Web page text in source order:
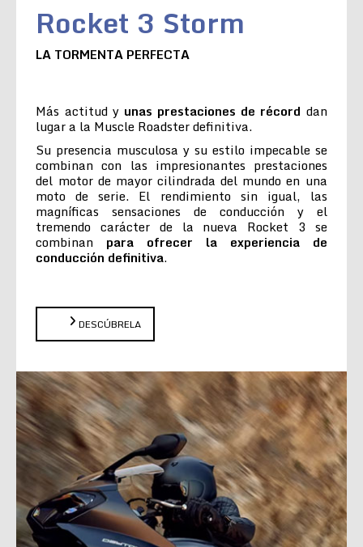
Rocket 3 Storm
LA TORMENTA PERFECTA
Más actitud y unas prestaciones de récord dan
lugar a la Muscle Roadster definitiva.
Su presencia musculosa y su estilo impecable se
combinan con las impresionantes prestaciones
del motor de mayor cilindrada del mundo en una
moto de serie. El rendimiento sin igual, las
magníficas sensaciones de conducción y el
tremendo carácter de la nueva Rocket 3 se
combinan para ofrecer la experiencia de
conducción definitiva.
DESCÚBRELA